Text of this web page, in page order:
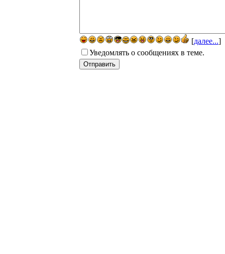
[далее...]
Уведомлять о сообщениях в теме.